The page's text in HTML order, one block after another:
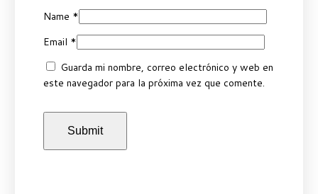
Name *
Email *
Guarda mi nombre, correo electrónico y web en
este navegador para la próxima vez que comente.